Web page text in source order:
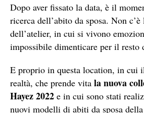
Dopo aver fissato la data, è il
ricerca dell’abito da sposa. Non
dell’atelier, in cui si vivono
impossibile dimenticare per il resto
E proprio in questa location, in cui
realtà, che prende vita la nuova
Hayez 2022 e in cui sono stati
nuovi modelli di abiti da sposa